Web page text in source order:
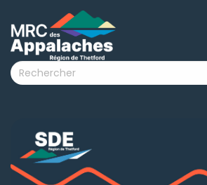
submenu (La MRC )
submenu (Citoyens )
submenu (Nouvelles )
submenu (Documentation )